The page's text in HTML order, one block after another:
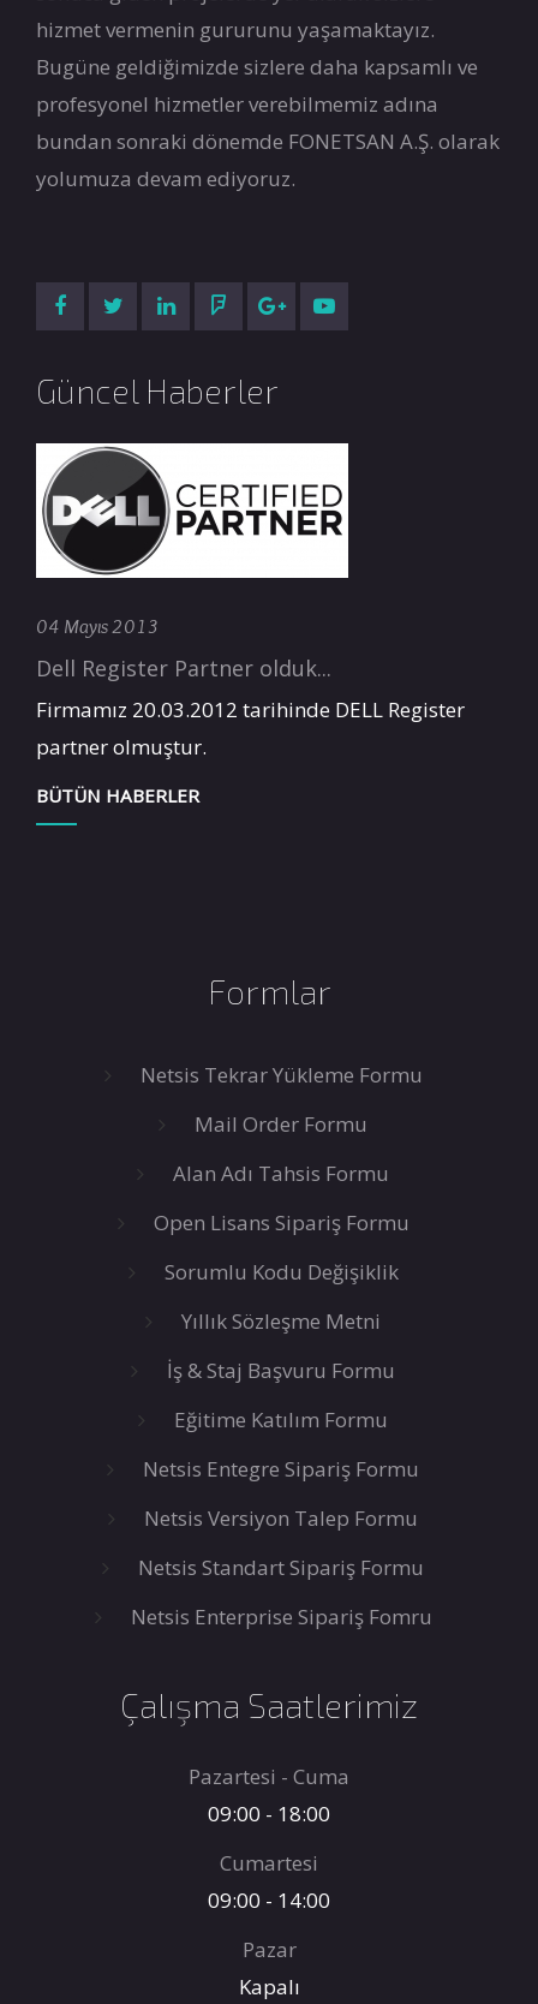
hizmet vermenin gururunu yaşamaktayız.
Bugüne geldiğimizde sizlere daha kapsamlı ve
profesyonel hizmetler verebilmemiz adına
bundan sonraki dönemde FONETSAN A.Ş. olarak
yolumuza devam ediyoruz.
Güncel Haberler
04 Mayıs 2013
Dell Register Partner olduk...
Firmamız 20.03.2012 tarihinde DELL Register
partner olmuştur.
BÜTÜN HABERLER
Formlar
Netsis Tekrar Yükleme Formu
Mail Order Formu
Alan Adı Tahsis Formu
Open Lisans Sipariş Formu
Sorumlu Kodu Değişiklik
Yıllık Sözleşme Metni
İş & Staj Başvuru Formu
Eğitime Katılım Formu
Netsis Entegre Sipariş Formu
Netsis Versiyon Talep Formu
Netsis Standart Sipariş Formu
Netsis Enterprise Sipariş Fomru
Çalışma Saatlerimiz
Pazartesi - Cuma
09:00 - 18:00
Cumartesi
09:00 - 14:00
Pazar
Kapalı